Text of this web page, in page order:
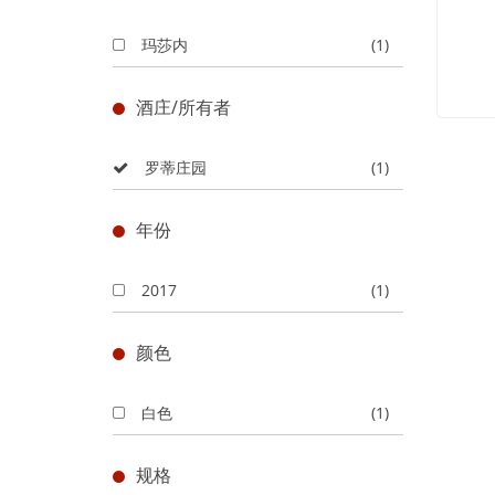
玛莎内 (1)
酒庄/所有者
罗蒂庄园 (1)
年份
2017 (1)
颜色
白色 (1)
规格